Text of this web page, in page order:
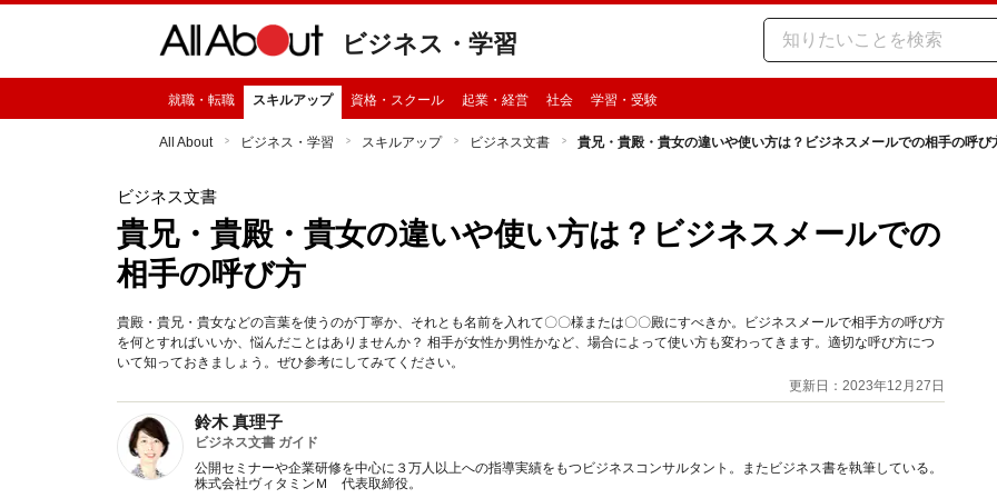
ビジネス・学習
就職・転職 スキルアップ 資格・スクール 起業・経営 社会 学習・受験
All About ビジネス・学習 スキルアップ ビジネス文書 貴兄・貴殿・貴女の違いや使い方は？ビジネスメールでの相手の呼び
ビジネス文書
貴兄・貴殿・貴女の違いや使い方は？ビジネスメールでの
相手の呼び方
貴殿・貴兄・貴女などの言葉を使うのが丁寧か、それとも名前を入れて〇〇様または〇〇殿にすべきか。ビジネスメールで相手方の呼び方
を何とすればいいか、悩んだことはありませんか？ 相手が女性か男性かなど、場合によって使い方も変わってきます。適切な呼び方につ
いて知っておきましょう。ぜひ参考にしてみてください。
更新日：2023年12月27日
鈴木 真理子
ビジネス文書 ガイド
公開セミナーや企業研修を中心に３万人以上への指導実績をもつビジネスコンサルタント。またビジネス書を執筆している。
株式会社ヴィタミンＭ 代表取締役。